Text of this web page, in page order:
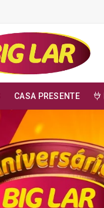
CASA PRESENTE